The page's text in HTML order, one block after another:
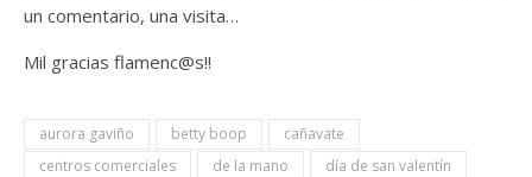
un comentario, una visita…
Mil gracias flamenc@s!!
aurora gaviño betty boop
cañavate
centros comerciales
de la mano
día de san valentín